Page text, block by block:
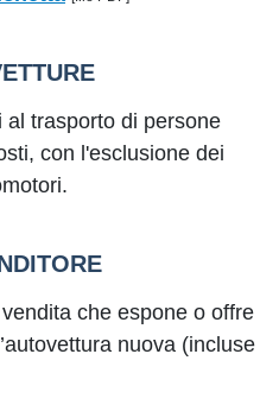
trasporto di persone
con l'esclusione dei
che espone o offre
nuova (incluse